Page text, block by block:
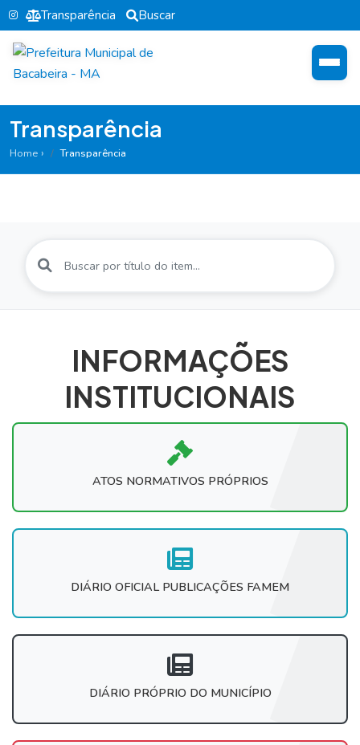
Transparência Buscar
Transparência
Home Transparência
INFORMAÇÕES
INSTITUCIONAIS
ATOS NORMATIVOS PRÓPRIOS
DIÁRIO OFICIAL PUBLICAÇÕES FAMEM
DIÁRIO PRÓPRIO DO MUNICÍPIO